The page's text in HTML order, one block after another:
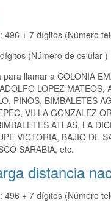
496 + 7 dígitos (Número
(Número de celular )
llamar a COLONIA
LOPEZ MATEOS,
PINOS, BIMBALETES
VILLA GONZALEZ
ATLAS, LA
VICTORIA, BAJIO DE
SARABIA, etc.
distancia
496 + 7 dígitos (Número